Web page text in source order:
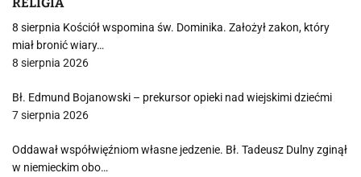
8 sierpnia Kościół wspomina św. Dominika. Założył zakon, który
miał bronić wiary…
8 sierpnia 2026
Bł. Edmund Bojanowski – prekursor opieki nad wiejskimi dziećmi
7 sierpnia 2026
Oddawał współwięźniom własne jedzenie. Bł. Tadeusz Dulny zginął
w niemieckim obo…